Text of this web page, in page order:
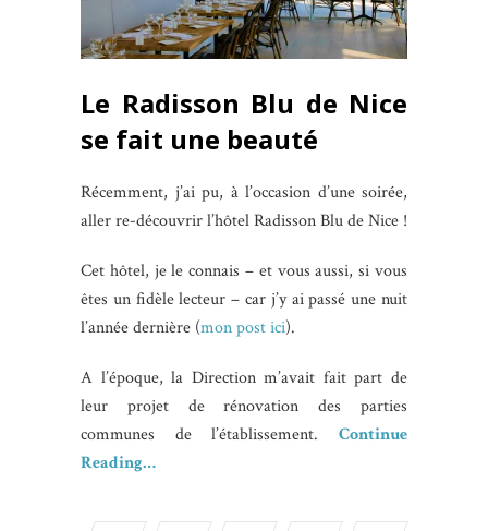
Le Radisson Blu de Nice
se fait une beauté
Récemment, j’ai pu, à l’occasion d’une soirée,
aller re-découvrir l’hôtel Radisson Blu de Nice !
Cet hôtel, je le connais – et vous aussi, si vous
êtes un fidèle lecteur – car j’y ai passé une nuit
l’année dernière (mon post ici).
A l’époque, la Direction m’avait fait part de
leur projet de rénovation des parties
communes de l’établissement. Continue
Reading…